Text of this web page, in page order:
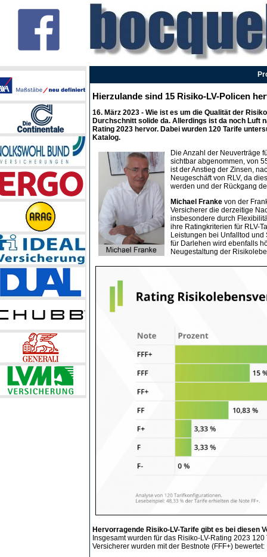
Hierzulande sind 15 Risiko-LV-Policen
16. März 2023 - Wie ist es um die Qualität der
Durchschnitt solide da. Allerdings ist da noch Luft
Rating 2023 hervor. Dabei wurden 120 Tarife
Katalog.
Die Anzahl der Neuverträge
sichtbar abgenommen, von
ist der Anstieg der Zinsen,
Neugeschäft von RLV, da
werden und der Rückgang
Michael Franke von der
Versicherer die derzeitige
insbesondere durch
ihre Ratingkriterien für RLV-
Leistungen bei Unfalltod
für Darlehen wird ebenfalls
Neugestaltung der
Hervorragende Risiko-LV-Tarife gibt es bei diesen
Insgesamt wurden für das Risiko-LV-Rating 2023
Versicherer wurden mit der Bestnote (FFF+) bewertet: